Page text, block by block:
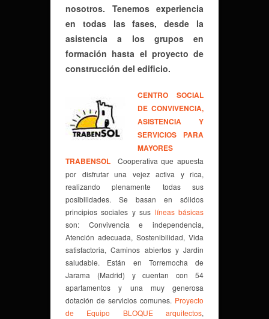
nosotros. Tenemos experiencia
en todas las fases, desde la
asistencia a los grupos en
formación hasta el proyecto de
construcción del edificio.
CENTRO SOCIAL
DE CONVIVENCIA,
ASISTENCIA Y
SERVICIOS PARA
MAYORES
TRABENSOL
Cooperativa que apuesta
por disfrutar una vejez activa y rica,
realizando plenamente todas sus
posibilidades. Se basan en sólidos
principios sociales y sus líneas básicas
son: Convivencia e independencia,
Atención adecuada, Sostenibilidad, Vida
satisfactoria, Caminos abiertos y Jardin
saludable. Están en Torremocha de
Jarama (Madrid) y cuentan con 54
apartamentos y una muy generosa
dotación de servicios comunes. Proyecto
de Equipo BLOQUE arquitectos,